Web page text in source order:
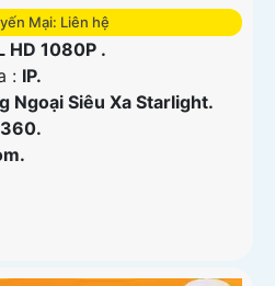
Mại: Liên hệ
HD 1080P .
: IP.
Ngoại Siêu Xa Starlight.